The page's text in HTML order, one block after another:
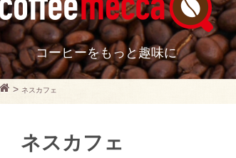
コーヒーをもっと趣味に
> ネスカフェ
ネスカフェ